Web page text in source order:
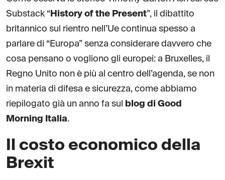
Substack “ History of the Present”, il dibattito
britannico sul rientro nell’Ue continua spesso a
parlare di “Europa” senza considerare davvero che
cosa pensano o vogliono gli europei: a Bruxelles, il
Regno Unito non è più al centro dell’agenda, se non
in materia di difesa e sicurezza, come abbiamo
riepilogato già un anno fa sul
blog di Good
Morning Italia.
Il costo economico della
Brexit